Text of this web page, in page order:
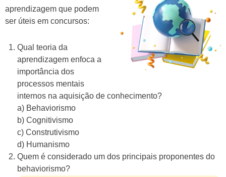
aprendizagem que podem
ser úteis em concursos:
Qual teoria da
aprendizagem enfoca a
importância dos
processos mentais
internos na aquisição de conhecimento?
a) Behaviorismo
b) Cognitivismo
c) Construtivismo
d) Humanismo
Quem é considerado um dos principais proponentes do
behaviorismo?